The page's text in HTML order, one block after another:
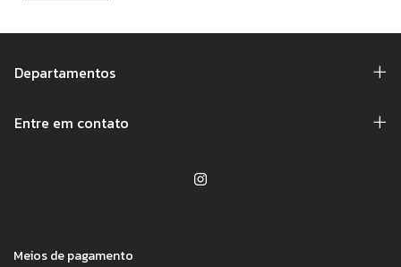
Departamentos
Entre em contato
Meios de pagamento